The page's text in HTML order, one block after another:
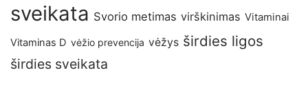
sveikata Svorio metimas virškinimas Vitaminai
Vitaminas D vėžio prevencija vėžys širdies ligos
širdies sveikata